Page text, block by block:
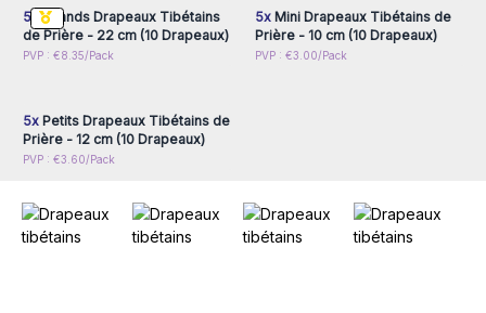
En choisissant nos drapeaux tibétains en gros, vous offrez à
vos clients des produits authentiques, spirituels et de qualité
d’harmonie à vos espaces !
5x Grands Drapeaux Tibétains
de Prière - 22 cm (10 Drapeaux)
PVP : €8.35/Pack
5xMini Drapeaux Tibétains de
Prière - 10 cm (10 Drapeaux)
PVP : €3.00/Pack
Connectez-vous ou
5xPetits Drapeaux Tibétains de
Prière - 12 cm (10 Drapeaux)
PVP : €3.60/Pack